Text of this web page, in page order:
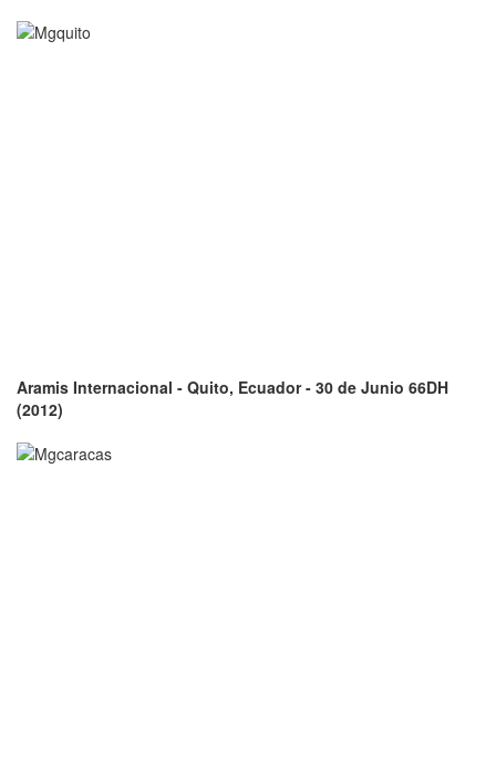
Aramis Internacional - Quito, Ecuador - 30 de Junio 66DH
(2012)